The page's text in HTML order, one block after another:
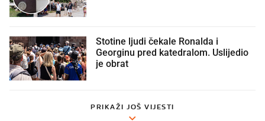
Stotine ljudi čekale Ronalda i
Georginu pred katedralom. Uslijedio
je obrat
PRIKAŽI JOŠ VIJESTI